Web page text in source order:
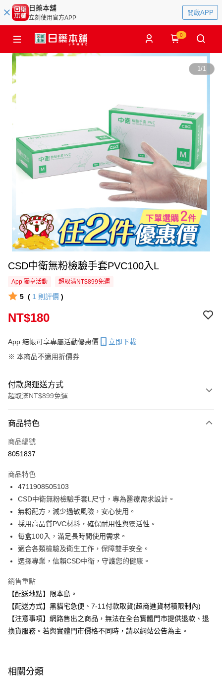
日藥本舖
立刻使用官方APP
開啟APP
0
1/1
CSD中衛無粉檢驗手套PVC100入L
App 獨享活動 超取滿NT$899免運
5 ( 1 則評價 )
NT$180
App 結帳可享專屬活動優惠價
立即下載
※ 本商品不適用折價券
付款與運送方式
超取滿NT$899免運
信用卡一次付款
信用卡分期付款
合作金庫商業銀行
華南商業銀行
上海商業儲蓄銀行
台北富邦商業銀行
國泰世華商業銀行
兆豐國際商業銀行
臺灣中小企業銀行
台中商業銀行
匯豐（台灣）商業銀行
聯邦商業銀行
元大商業銀行
永豐商業銀行
玉山商業銀行
星展（台灣）商業銀行
台灣樂天信用卡公司
LINE Pay
Apple Pay
街口支付
全盈+PAY
大哥付你分期
相關說明
【大哥付你分期使用說明】
成交易。
運送方式
商品特色
商品編號
8051837
商品特色
4711908505103
CSD中衛無粉檢驗手套L尺寸，專為醫療需求設計。
無粉配方，減少過敏風險，安心使用。
採用高品質PVC材料，確保耐用性與靈活性。
每盒100入，滿足長時間使用需求。
適合各類檢驗及衛生工作，保障雙手安全。
選擇專業，信賴CSD中衛，守護您的健康。
銷售重點
【配送地點】限本島。
【配送方式】黑貓宅急便、7-11付款取貨(超商進貨材積限制內)
【注意事項】網路售出之商品，無法在全台實體門市提供退款、退
換貨服務。若與實體門市價格不同時，請以網站公告為主。
相關分類